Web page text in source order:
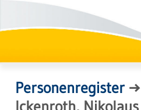
Personenregister→